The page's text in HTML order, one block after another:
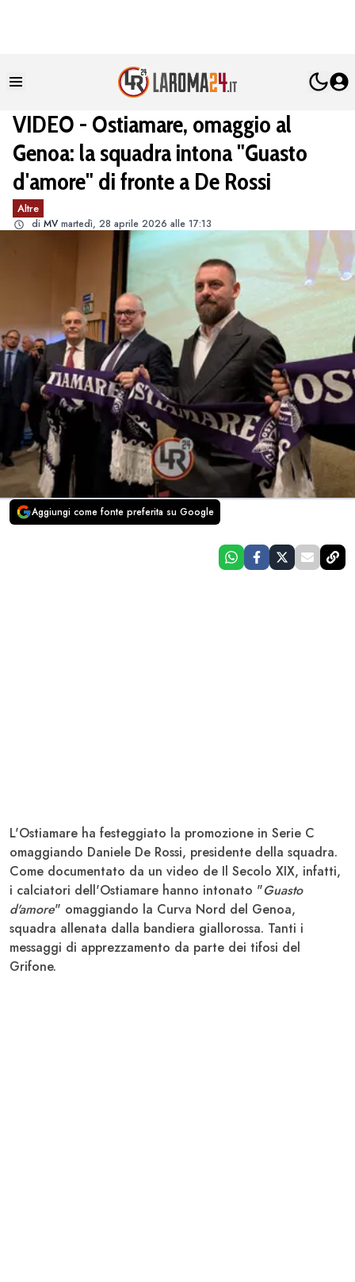
VIDEO - Ostiamare, omaggio al
Genoa: la squadra intona "Guasto
d'amore" di fronte a De Rossi
Altre
di MV martedì, 28 aprile 2026 alle 17:13
Aggiungi come fonte preferita su Google
L'Ostiamare ha festeggiato la promozione in Serie C
omaggiando Daniele De Rossi, presidente della squadra.
Come documentato da un video de Il Secolo XIX, infatti,
i calciatori dell'Ostiamare hanno intonato "Guasto
d'amore" omaggiando la Curva Nord del Genoa,
squadra allenata dalla bandiera giallorossa. Tanti i
messaggi di apprezzamento da parte dei tifosi del
Grifone.